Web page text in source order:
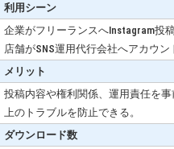
利用シーン
企業がフリーランスへInstagram投
店舗がSNS運用代行会社へアカウ
メリット
投稿内容や権利関係、運用責任を事
上のトラブルを防止できる。
ダウンロード数